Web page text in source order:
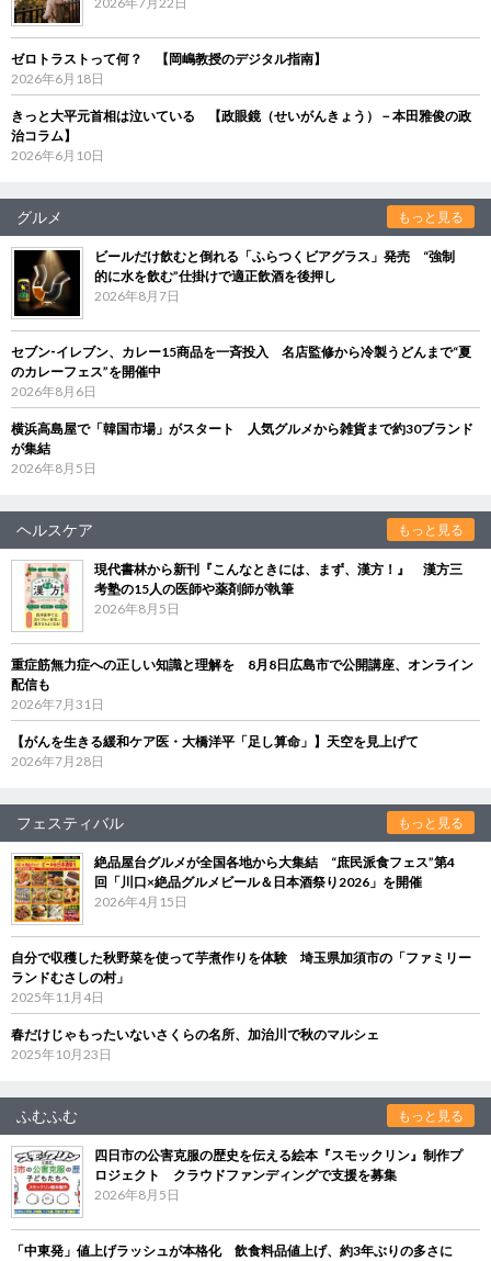
ゼロトラストって何？ 【岡嶋教授のデジタル指南】
2026年6月18日
きっと大平元首相は泣いている 【政眼鏡（せいがんきょう）－本田雅俊の政
治コラム】
2026年6月10日
グルメ もっと見る
ビールだけ飲むと倒れる「ふらつくビアグラス」発売 “強制
的に水を飲む”仕掛けで適正飲酒を後押し
2026年8月7日
セブン‐イレブン、カレー15商品を一斉投入 名店監修から冷製うどんまで“夏
のカレーフェス”を開催中
2026年8月6日
横浜高島屋で「韓国市場」がスタート 人気グルメから雑貨まで約30ブランド
が集結
2026年8月5日
ヘルスケア もっと見る
現代書林から新刊『こんなときには、まず、漢方！』 漢方三
考塾の15人の医師や薬剤師が執筆
2026年8月5日
重症筋無力症への正しい知識と理解を 8月8日広島市で公開講座、オンライン
配信も
2026年7月31日
【がんを生きる緩和ケア医・大橋洋平「足し算命」】天空を見上げて
2026年7月28日
フェスティバル もっと見る
絶品屋台グルメが全国各地から大集結 “庶民派食フェス”第4
回「川口×絶品グルメビール＆日本酒祭り2026」を開催
2026年4月15日
自分で収穫した秋野菜を使って芋煮作りを体験 埼玉県加須市の「ファミリー
ランドむさしの村」
2025年11月4日
春だけじゃもったいないさくらの名所、加治川で秋のマルシェ
2025年10月23日
ふむふむ もっと見る
四日市の公害克服の歴史を伝える絵本『スモックリン』制作プ
ロジェクト クラウドファンディングで支援を募集
2026年8月5日
「中東発」値上げラッシュが本格化 飲食料品値上げ、約3年ぶりの多さに